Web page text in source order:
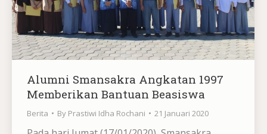
Alumni Smansakra Angkatan 1997
Memberikan Bantuan Beasiswa
Berita By Prastiwi Idha Rochani 21 Januari 2020